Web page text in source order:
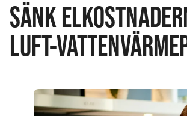
SÄNK
LUFT-